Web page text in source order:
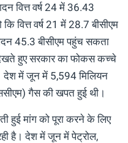
वित्त वर्ष 24 में 36.43
वित्त वर्ष 21 में 28.7 बीसीएम
45.3 बीसीएम पहुंच सकता
हुए सरकार का फोकस कच्चे
देश में जून में 5,594 मिलियन
गैस की खपत हुई थी।
हुई मांग को पूरा करने के लिए
है। देश में जून में पेट्रोल,